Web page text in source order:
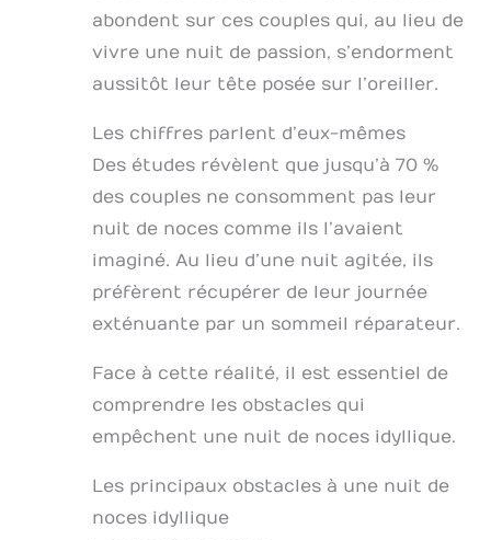
abondent sur ces couples qui, au lieu de
vivre une nuit de passion, s’endorment
aussitôt leur tête posée sur l’oreiller.
Les chiffres parlent d’eux-mêmes
Des études révèlent que jusqu’à 70 %
des couples ne consomment pas leur
nuit de noces comme ils l’avaient
imaginé. Au lieu d’une nuit agitée, ils
préfèrent récupérer de leur journée
exténuante par un sommeil réparateur.
Face à cette réalité, il est essentiel de
comprendre les obstacles qui
empêchent une nuit de noces idyllique.
Les principaux obstacles à une nuit de
noces idyllique